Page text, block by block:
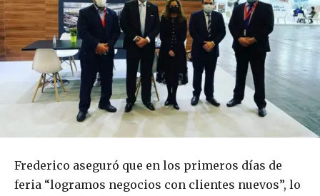
Frederico aseguró que en los primeros días de
feria “logramos negocios con clientes nuevos”, lo